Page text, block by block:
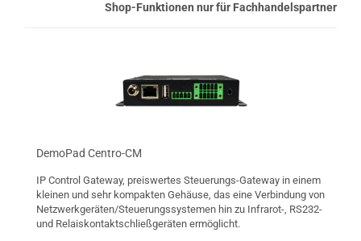
Shop-Funktionen nur für Fachhandelspartner
DemoPad Centro-CM
IP Control Gateway, preiswertes Steuerungs-Gateway in einem
kleinen und sehr kompakten Gehäuse, das eine Verbindung von
Netzwerkgeräten/Steuerungssystemen hin zu Infrarot-, RS232-
und Relaiskontaktschließgeräten ermöglicht.